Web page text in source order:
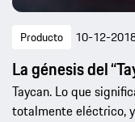
Producto 10-12-
La génesis del
Taycan. Lo que
totalmente eléctrico,